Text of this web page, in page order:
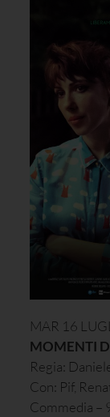
MAR 16
MOMENTI
Regia:
Con: Pif,
Commedia –